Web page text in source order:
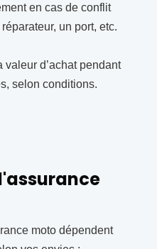
en cas de conflit
un port, etc.
valeur d’achat pendant
selon conditions.
moto dépendent